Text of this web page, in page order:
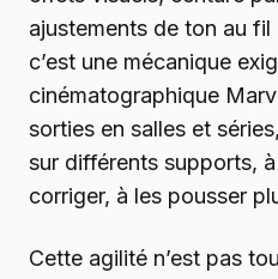
ajustements de ton au
c’est une mécanique
cinématographique
sorties en salles et
sur différents supports,
corriger, à les pousser
Cette agilité n’est pas